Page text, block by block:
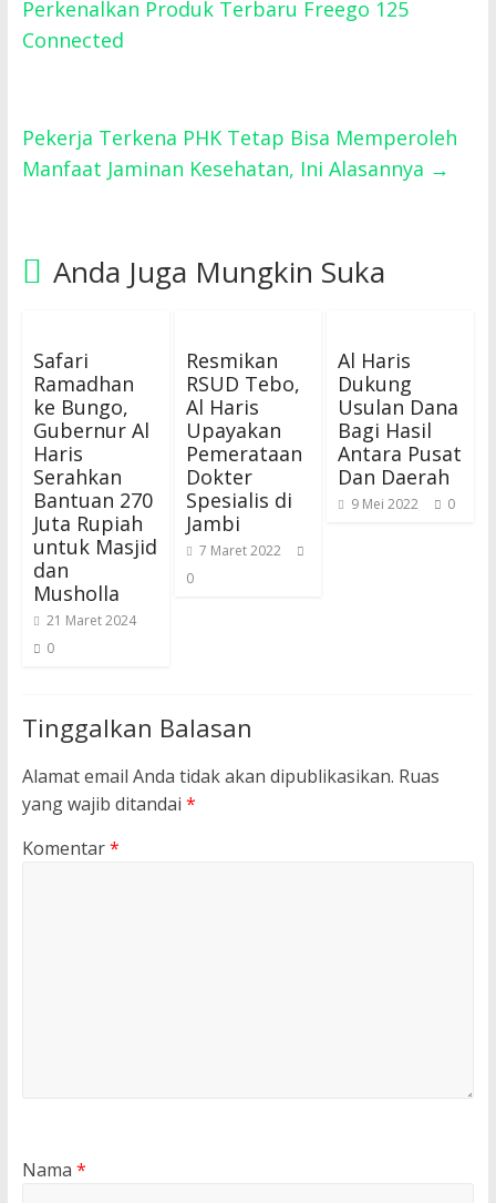
Perkenalkan Produk Terbaru Freego 125
Connected
Pekerja Terkena PHK Tetap Bisa Memperoleh
Manfaat Jaminan Kesehatan, Ini Alasannya →
Anda Juga Mungkin Suka
Safari
Ramadhan
ke Bungo,
Gubernur Al
Haris
Serahkan
Bantuan 270
Juta Rupiah
untuk Masjid
dan
Musholla
21 Maret 2024
0
Resmikan
RSUD Tebo,
Al Haris
Upayakan
Pemerataan
Dokter
Spesialis di
Jambi
7 Maret 2022
0
Al Haris
Dukung
Usulan Dana
Bagi Hasil
Antara Pusat
Dan Daerah
9 Mei 2022 0
Tinggalkan Balasan
Alamat email Anda tidak akan dipublikasikan. Ruas
yang wajib ditandai *
Komentar*
Nama *